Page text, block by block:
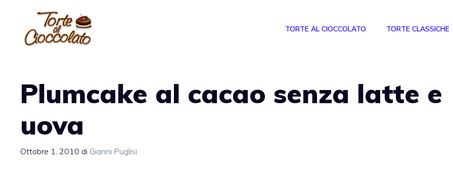
contenuto
TORTE AL CIOCCOLATO TORTE CLASSICHE
Plumcake al cacao senza latte e
uova
Ottobre 1, 2010 di Gianni Puglisi